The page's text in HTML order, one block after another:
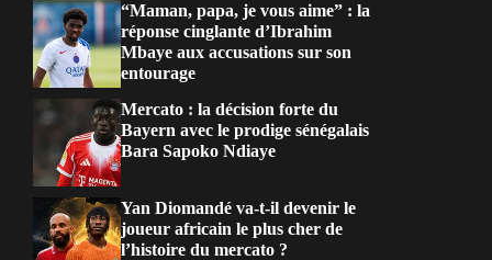
“Maman, papa, je vous aime” : la
réponse cinglante d’Ibrahim
Mbaye aux accusations sur son
entourage
Mercato : la décision forte du
Bayern avec le prodige sénégalais
Bara Sapoko Ndiaye
Yan Diomandé va-t-il devenir le
joueur africain le plus cher de
l’histoire du mercato ?